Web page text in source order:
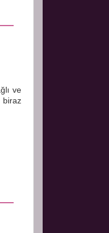
ve
biraz